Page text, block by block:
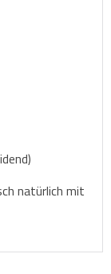
natürlich mit